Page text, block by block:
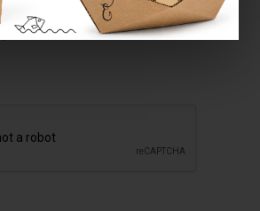
zpracováním osobních údajů dle